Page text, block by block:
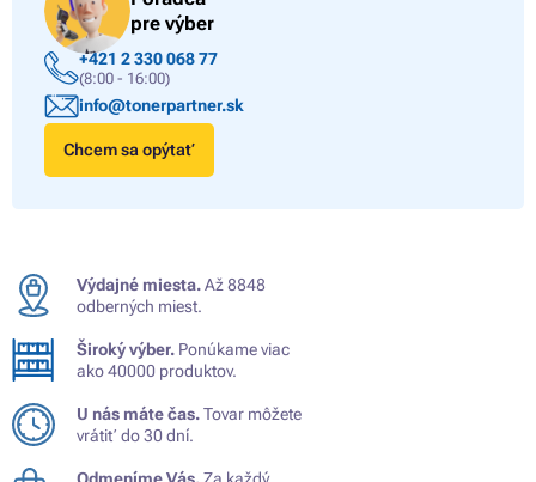
pre výber
+421 2 330 068 77
(8:00 - 16:00)
info@tonerpartner.sk
Chcem sa opýtať
Výdajné miesta.Až 8848
odberných miest.
Široký výber. Ponúkame viac
ako 40000 produktov.
U nás máte čas.Tovar môžete
vrátiť do 30 dní.